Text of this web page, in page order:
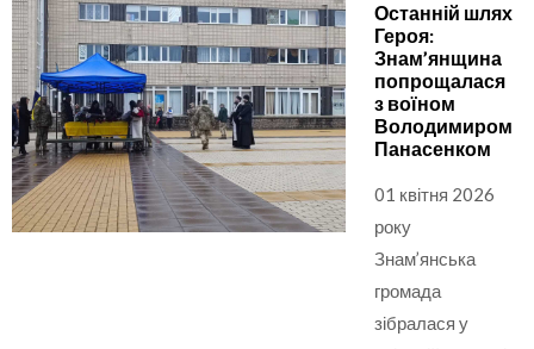
Останній шлях
Героя:
Знам’янщина
попрощалася
з воїном
Володимиром
Панасенком
01 квітня 2026
року
Знам’янська
громада
зібралася у